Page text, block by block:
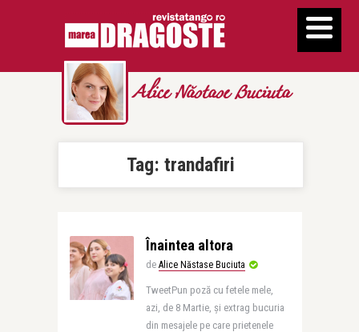
Alice Năstase Buciuta
Tag: trandafiri
Înaintea altora
de Alice Năstase Buciuta
TweetPun poză cu fetele mele,
azi, de 8 Martie, și extrag bucuria
din mesajele pe care prietenele